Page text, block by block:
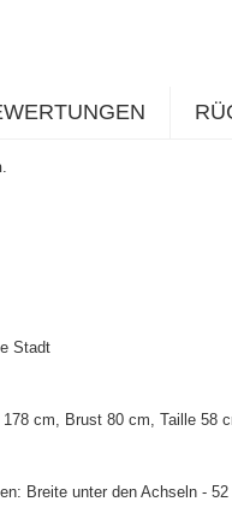
.
Stadt
cm, Brust 80 cm, Taille 58
Breite unter den Achseln -